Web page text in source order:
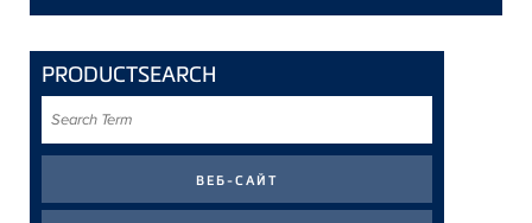
PRODUCTSEARCH
Term